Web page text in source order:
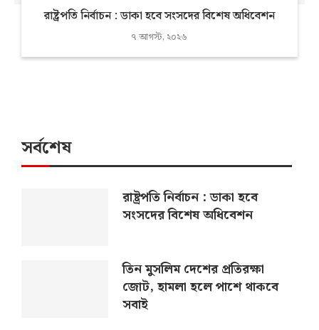
রাষ্ট্রপতি নির্বাচন : ডাকা হবে সংসদের বিশেষ অধিবেশন
৭ আগস্ট, ২০২৬
সর্বশেষ
রাষ্ট্রপতি নির্বাচন : ডাকা হবে
সংসদের বিশেষ অধিবেশন
তিন মুসলিম দেশের প্রতিরক্ষা
জোট, হামলা হলে পাশে থাকবে
সবাই